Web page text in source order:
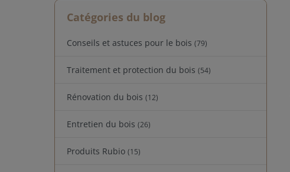
Catégories du blog
Conseils et astuces pour le bois (79)
Traitement et protection du bois (54)
Rénovation du bois (12)
Entretien du bois (26)
Produits Rubio (15)